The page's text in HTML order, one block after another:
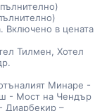
Включено в цената
Тилмен, Хотел
Минаре -
- Мост на Чендър
Диарбекир –